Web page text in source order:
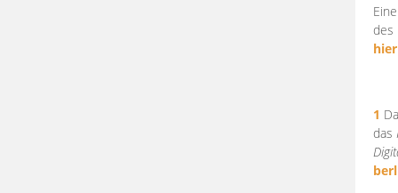
des
hier
1
das